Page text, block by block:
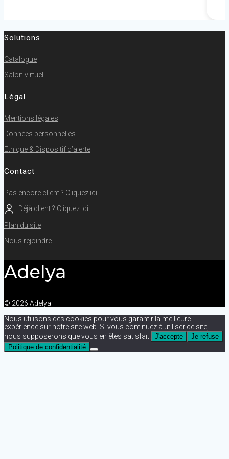
Solutions
Catalogue
Salon virtuel
Légal
Mentions légales
Données personnelles
Ethique & Dispositif d’alerte
Contact
Pas encore client ? Cliquez ici
Déjà client ? Cliquez ici
Plan du site
Nous rejoindre
Adelya
© 2026 Adelya
Nous utilisons des cookies pour vous garantir la meilleure
expérience sur notre site web. Si vous continuez à utiliser ce site,
nous supposerons que vous en êtes satisfait. J'accepte
Je refuse
Politique de confidentialité